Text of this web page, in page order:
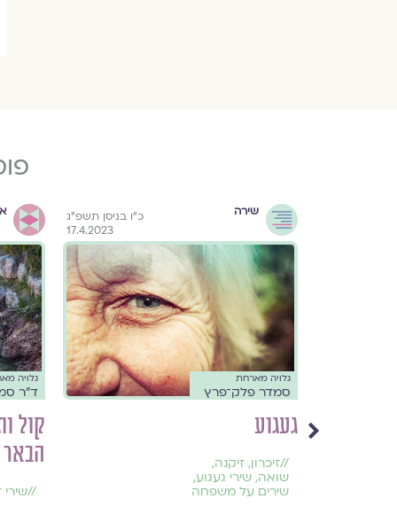
שירה
כ״ו בניסן תשפ״ג
17.4.2023
גלויה מארחת
סמדר פלק־פרץ
געגוע
//זיכרון, זיקנה,
שואה, שירי געגוע,
שירים על משפחה
גלויה
ד"ר
קול
הבאר
//שירי